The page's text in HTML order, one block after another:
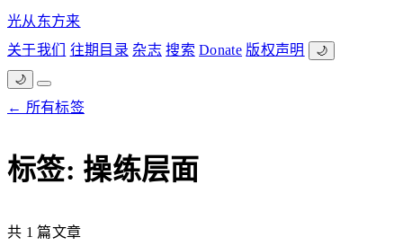
光从东方来
关于我们
往期目录 杂志 搜索 Donate 版权声明 🌙
🌙
← 所有标签
标签: 操练层面
共 1 篇文章